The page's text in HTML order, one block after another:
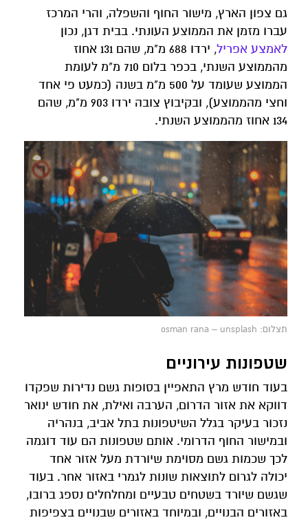
גם צפון הארץ, מישור החוף והשפלה, והרי המרכז
עברו מזמן את הממוצע העונתי. בבית דגן, נכון
לאמצע אפריל
, ירדו 688 מ"מ, שהם 131 אחוז
מהממוצע השנתי, בכפר בלום 710 מ"מ לעומת
הממוצע שעומד על 500 מ"מ בשנה (כמעט פי אחד
וחצי מהממוצע), ובקיבוץ צובה ירדו 903 מ"מ, שהם
134 אחוז מהממוצע השנתי.
תצלום: osman rana – unsplash
שטפונות עירוניים
בעוד חודש מרץ התאפיין בסופות גשם נדירות שפקדו
דווקא את אזור הדרום, הערבה ואילת, את חודש ינואר
נזכור בעיקר בגלל השיטפונות בתל אביב, בנהריה
ובמישור החוף הדרומי. אותם שטפונות הם עוד דוגמה
לכך שכמות גשם מסוימת שיורדת מעל אזור אחד
יכולה לגרום לתוצאות שונות לגמרי באזור אחר. בעוד
שגשם שיורד בשטחים טבעיים ומחלחלים נספג ברובו,
באזורים הבנויים, ובמיוחד באזורים שבנויים בצפיפות